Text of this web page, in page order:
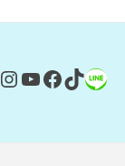
Instagram
YouTube
Facebook
TikTok
リンク